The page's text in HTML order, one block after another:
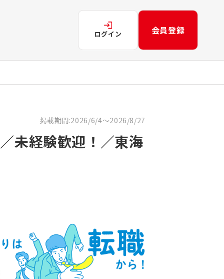
ログイン 会員登録
掲載期間:2026/6/4～2026/8/27
未経験歓迎！／東海